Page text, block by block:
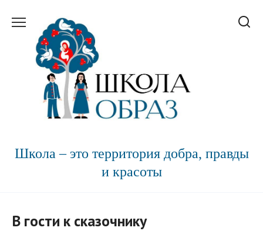
содержанию
Школа – это территория добра, правды
и красоты
В гости к сказочнику